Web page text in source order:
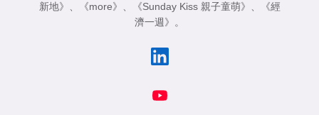
新地》
《more》 《Sunday Kiss 親子童萌》
《經
濟一週》
。